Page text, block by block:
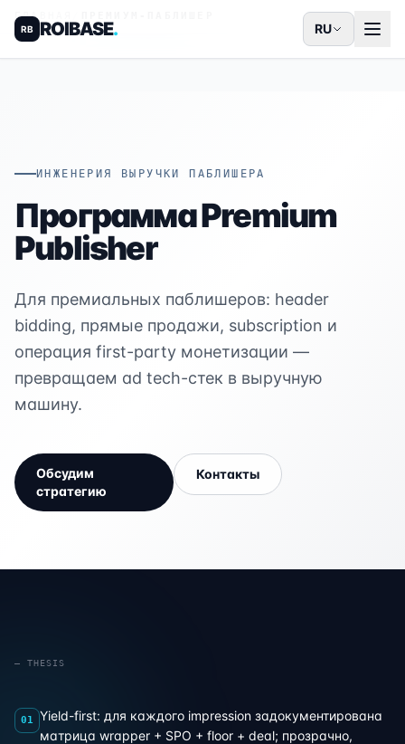
RB ROIBASE. RU
ГЛАВНАЯ
ИНЖЕНЕРИЯ ВЫРУЧКИ ПАБЛИШЕРА
Программа Premium
Publisher
Для премиальных паблишеров: header
bidding, прямые продажи, subscription и
операция first-party монетизации —
превращаем ad tech-стек в выручную
машину.
Обсудим
стратегию
Контакты
— THESIS
01
Yield-first: для каждого impression задокументирована
матрица wrapper + SPO + floor + deal; прозрачно,